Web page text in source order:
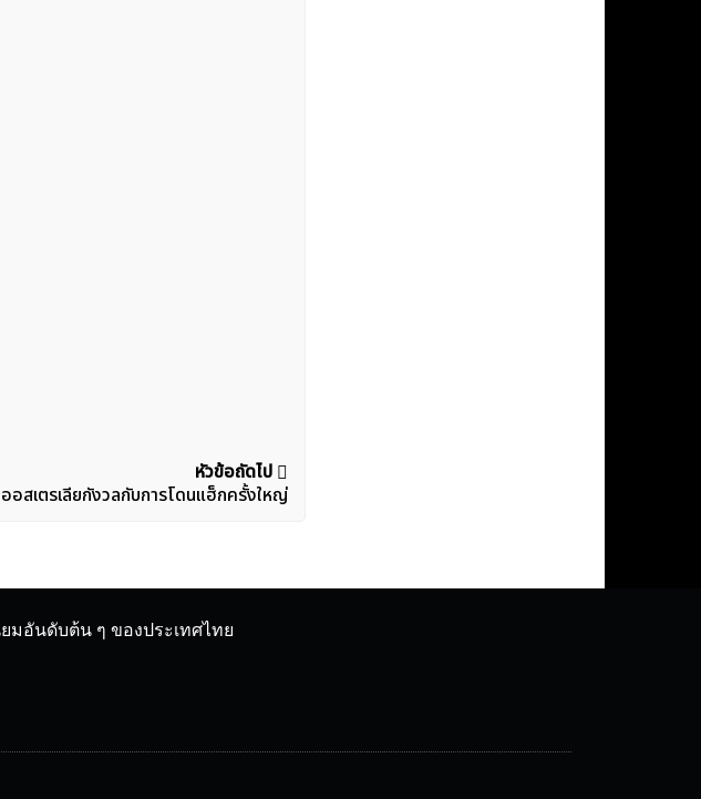
หัวข้อถัดไป
ออสเตรเลียกังวลกับการโดนแฮ็กครั้งใหญ่
มอันดับต้น ๆ ของประเทศไทย